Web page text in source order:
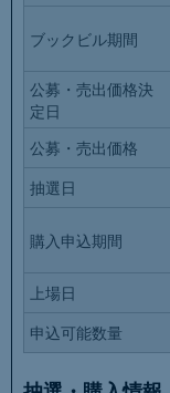
ブックビル期間
公募・売出価格決
定日
公募・売出価格
抽選日
購入申込期間
上場日
申込可能数量